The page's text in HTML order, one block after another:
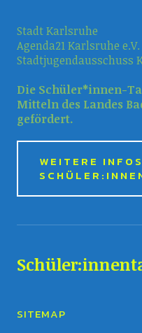
Stadt Karlsruhe
Agenda21 Karlsruhe e.V.
Stadtjugendausschuss
Die Schüler*innen-
Mitteln des Landes
gefördert.
WEITERE
SITEMAP